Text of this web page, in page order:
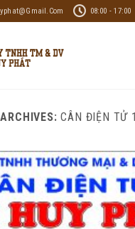
08:00 - 17:00
CÂN ĐIỆN TỬ